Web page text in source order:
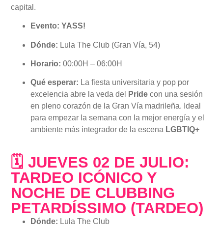
capital.
Evento: YASS!
Dónde: Lula The Club (Gran Vía, 54)
Horario: 00:00H – 06:00H
Qué esperar: La fiesta universitaria y pop por
excelencia abre la veda del
Pride con una sesión
en pleno corazón de la Gran Vía madrileña. Ideal
para empezar la semana con la mejor energía y el
ambiente más integrador de la escena LGBTIQ+
🗓 JUEVES 02 DE JULIO:
TARDEO ICÓNICO Y
NOCHE DE CLUBBING
PETARDÍSSIMO (TARDEO)
Dónde: Lula The Club